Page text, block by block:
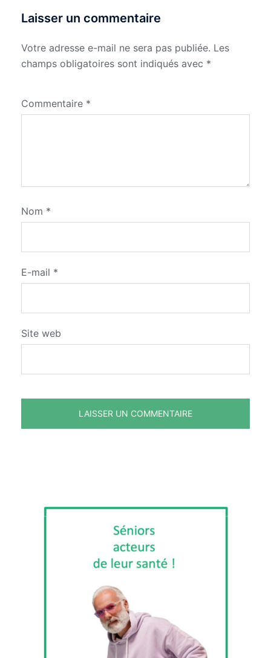
Laisser un commentaire
Votre adresse e-mail ne sera pas publiée. Les
champs obligatoires sont indiqués avec *
Commentaire *
Nom *
E-mail *
Site web